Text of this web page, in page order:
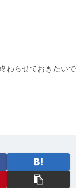
わらせておきたいで